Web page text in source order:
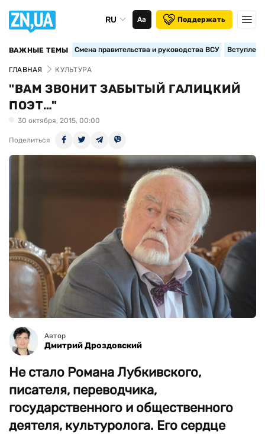
RU Аа Поддержать
ВАЖНЫЕ ТЕМЫ Смена правительства и руководства ВСУ
ГЛАВНАЯ КУЛЬТУРА
"ВАМ ЗВОНИТ ЗАБЫТЫЙ ГАЛИЦКИЙ
ПОЭТ…"
30 октября, 2015, 00:00
Поделиться
Автор
Дмитрий Дроздовский
Не стало Романа Лубкивского,
писателя, переводчика,
государственного и общественного
деятеля, культуролога. Его сердце